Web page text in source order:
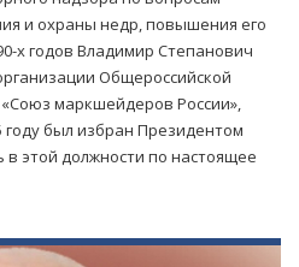
и охраны недр, повышения его
х годов Владимир Степанович
Общероссийской
маркшейдеров России»,
году был избран Президентом
в этой должности по настоящее